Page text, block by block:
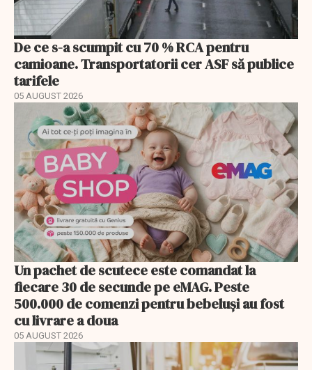
De ce s-a scumpit cu 70 % RCA pentru
camioane. Transportatorii cer ASF să publice
tarifele
05 AUGUST 2026
Un pachet de scutece este comandat la
fiecare 30 de secunde pe eMAG. Peste
500.000 de comenzi pentru bebeluși au fost
cu livrare a doua
05 AUGUST 2026